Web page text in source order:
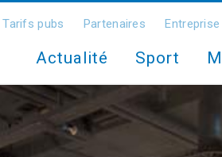
Tarifs pubs Partenaires Entreprise
Actualité Sport